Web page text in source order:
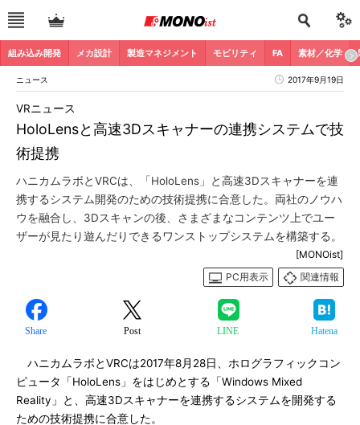
組み込み開発 メカ設計 製造マネジメント モビリティ FA 素材／化学
ニュース 2017年9月19日
HoloLensと高速3Dスキャナーの連携システムで技
術提携
VRニュース
ハニカムラボとVRCは、「HoloLens」と高速3Dスキャナーを連
携するシステム開発のための技術提携に合意した。両社のノウハ
ウを融合し、3Dスキャンの後、さまざまなコンテンツ上でユー
ザーが見たり遊んだりできるワンストップシステムを構築する。
[MONOist]
PC用表示
関連情報
Share Post LINE Hatena
ハニカムラボとVRCは2017年8月28日、ホログラフィックコン
ピュータ「HoloLens」をはじめとする「Windows Mixed
Reality」と、高速3Dスキャナーを連携するシステムを開発する
ための技術提携に合意した。